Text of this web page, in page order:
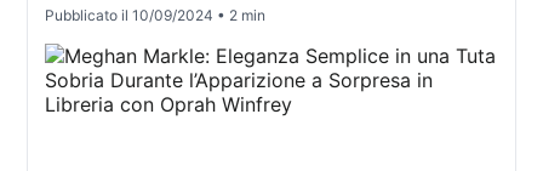
Pubblicato il10/09/2024 • 2 min